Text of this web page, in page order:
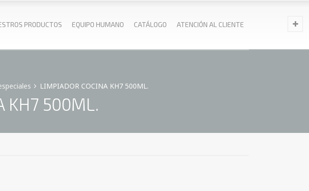
PRODUCTOS EQUIPO HUMANO CATÁLOGO ATENCIÓN AL CLIENTE
LIMPIADOR COCINA KH7 500ML.
KH7 500ML.